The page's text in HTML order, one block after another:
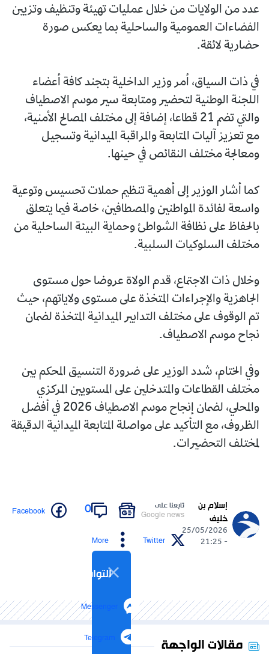
عدد من الولايات من خلال عمليات تهيئة وتنظيف وتزيين
الفضاءات العمومية والساحلية بما يعكس صورة
حضارية لائقة.
في ذات السياق، أمر وزير الداخلية بتجند كافة أعضاء
اللجنة الوطنية لتحضير ومتابعة سير موسم الاصطياف
والتي تضم 21 قطاعا، إضافة إلى مختلف المصالح الأمنية،
مع تعزيز آليات المتابعة والمراقبة الميدانية وتسجيل
ومعالجة مختلف النقائص في حينها.
كما أشار الوزير إلى أهمية تنظيم حملات تحسيس وتوعية
واسعة لفائدة المواطنين والمصطافين، خاصة فيما يتعلق
بالحفاظ على نظافة الشواطئ وحماية البيئة الساحلية من
مختلف السلوكيات السلبية.
وخلال ذات الاجتماع، قدم الولاة عروضا حول مستوى
الجاهزية والإجراءات المتخذة على مستوى ولاياتهم، حيث
تم الوقوف على مختلف التدابير الميدانية المتخذة لضمان
نجاح موسم الاصطياف.
وفي الختام، شدد الوزير على ضرورة التنسيق المحكم بين
مختلف القطاعات والمتدخلين على المستويين المركزي
والمحلي، لضمان إنجاح موسم الاصطياف 2026 في أفضل
الظروف، مع التأكيد على مواصلة المتابعة الميدانية الدقيقة
لمختلف التحضيرات.
إسلام بن
خليف
25/05/2026
- 21:25
تابعنا على
Google news
0
Facebook
Twitter
More
التواصل الاجتماعي
Messenger
Telegram مقالات الواجهة